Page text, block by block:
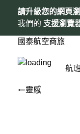
請升級您的網頁
我們的 支援瀏覽
國泰航空商旅
航班
靈感